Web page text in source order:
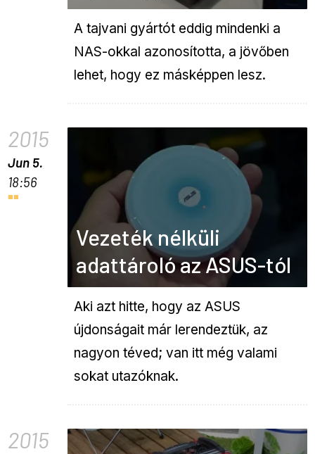
A tajvani gyártót eddig mindenki a
NAS-okkal azonosította, a jövőben
lehet, hogy ez másképpen lesz.
2015
Jun 5.
18:56
Vezeték nélküli
adattároló az ASUS-tól
Aki azt hitte, hogy az ASUS
újdonságait már lerendeztük, az
nagyon téved; van itt még valami
sokat utazóknak.
2015